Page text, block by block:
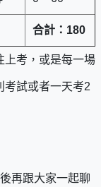
合計： 180
上考，或是每一場
考試或者一天考2
再跟大家一起聊